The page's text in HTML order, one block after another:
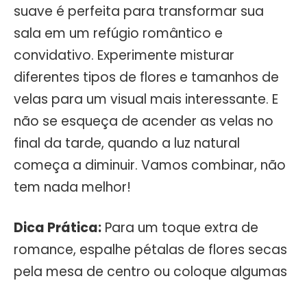
suave é perfeita para transformar sua
sala em um refúgio romântico e
convidativo. Experimente misturar
diferentes tipos de flores e tamanhos de
velas para um visual mais interessante. E
não se esqueça de acender as velas no
final da tarde, quando a luz natural
começa a diminuir. Vamos combinar, não
tem nada melhor!
Dica Prática: Para um toque extra de
romance, espalhe pétalas de flores secas
pela mesa de centro ou coloque algumas